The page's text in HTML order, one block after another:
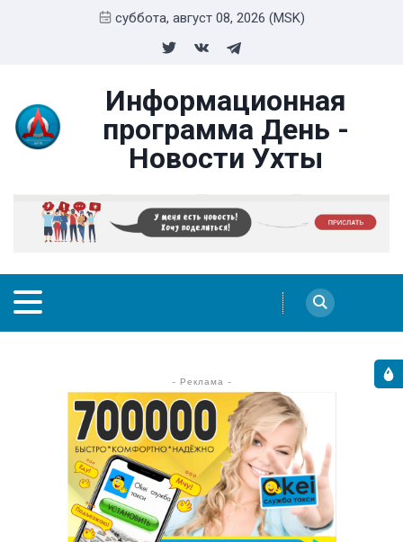
суббота, август 08, 2026 (MSK)
Информационная
программа День -
Новости Ухты
- Реклама -